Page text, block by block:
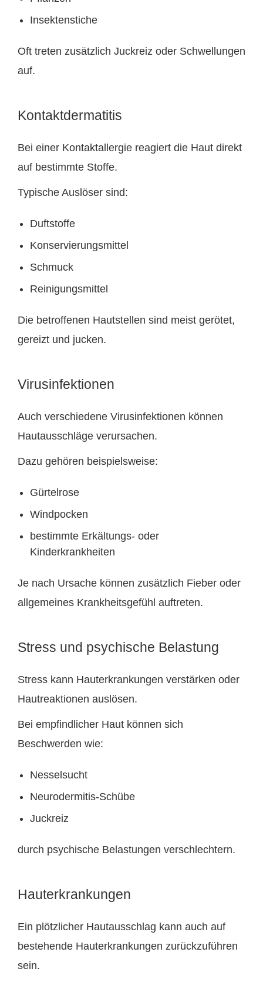
Insektenstiche
Oft treten zusätzlich Juckreiz oder Schwellungen
auf.
Kontaktdermatitis
Bei einer Kontaktallergie reagiert die Haut direkt
auf bestimmte Stoffe.
Typische Auslöser sind:
Duftstoffe
Konservierungsmittel
Schmuck
Reinigungsmittel
Die betroffenen Hautstellen sind meist gerötet,
gereizt und jucken.
Virusinfektionen
Auch verschiedene Virusinfektionen können
Hautausschläge verursachen.
Dazu gehören beispielsweise:
Gürtelrose
Windpocken
bestimmte Erkältungs- oder
Kinderkrankheiten
Je nach Ursache können zusätzlich Fieber oder
allgemeines Krankheitsgefühl auftreten.
Stress und psychische Belastung
Stress kann Hauterkrankungen verstärken oder
Hautreaktionen auslösen.
Bei empfindlicher Haut können sich
Beschwerden wie:
Nesselsucht
Neurodermitis-Schübe
Juckreiz
durch psychische Belastungen verschlechtern.
Hauterkrankungen
Ein plötzlicher Hautausschlag kann auch auf
bestehende Hauterkrankungen zurückzuführen
sein.